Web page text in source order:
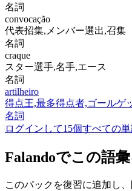
名詞
convocação
代表招集,メンバー選出,召集
名詞
craque
スター選手,名手,エース
名詞
artilheiro
得点王,最多得点者,ゴールゲ
名詞
ログインして15個すべての
Falandoでこの語
このパックを復習に追加し